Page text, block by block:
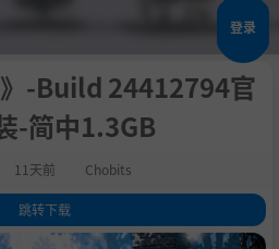
登录
-Build 24412794官
-简中1.3GB
11天前 Chobits
跳转下载